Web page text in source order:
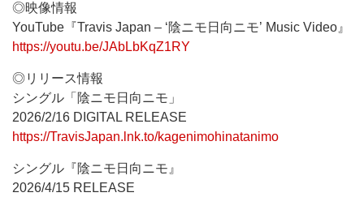
◎映像情報
YouTube『Travis Japan – ‘陰ニモ日向ニモ’ Music Video』
https://youtu.be/JAbLbKqZ1RY
◎リリース情報
シングル「陰ニモ日向ニモ」
2026/2/16 DIGITAL RELEASE
https://TravisJapan.lnk.to/kagenimohinatanimo
シングル『陰ニモ日向ニモ』
2026/4/15 RELEASE